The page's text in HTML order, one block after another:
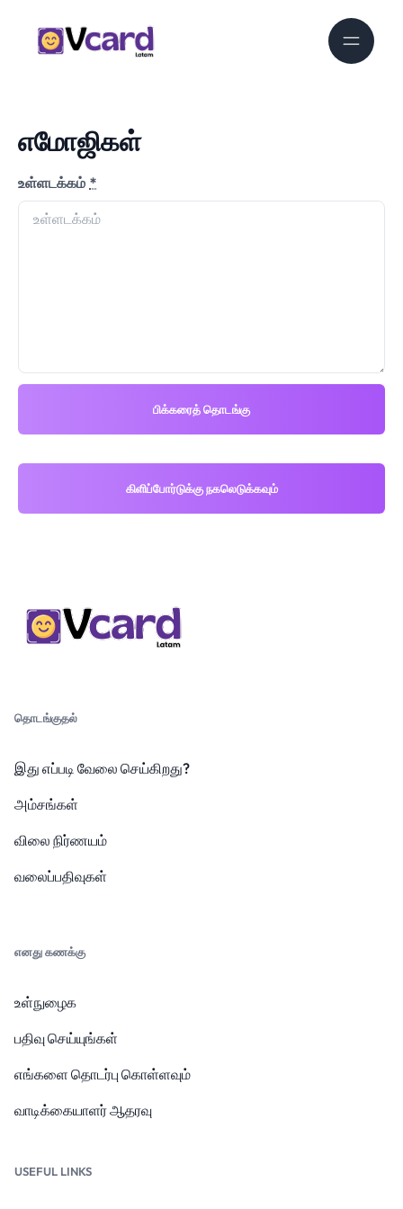
எமோஜிகள்
உள்ளடக்கம் *
பிக்கரைத் தொடங்கு
கிளிப்போர்டுக்கு நகலெடுக்கவும்
தொடங்குதல்
இது எப்படி வேலை செய்கிறது?
அம்சங்கள்
விலை நிர்ணயம்
வலைப்பதிவுகள்
எனது கணக்கு
உள்நுழைக
பதிவு செய்யுங்கள்
எங்களை தொடர்பு கொள்ளவும்
வாடிக்கையாளர் ஆதரவு
USEFUL LINKS